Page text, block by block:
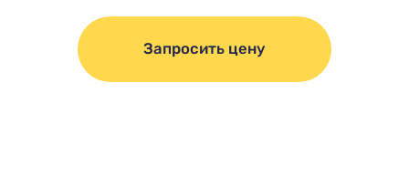
Запросить цену